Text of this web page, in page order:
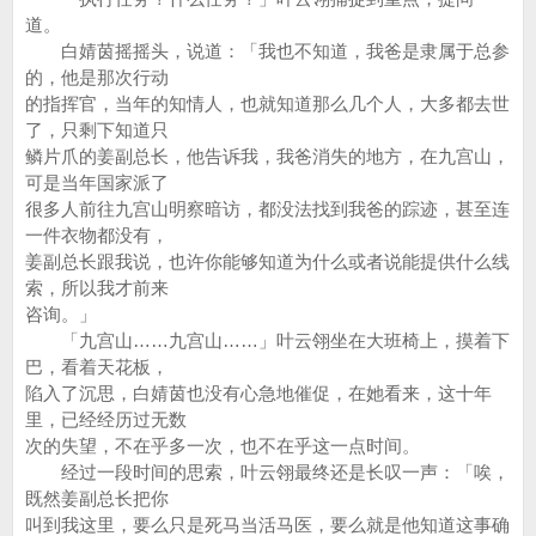
道。
白婧茵摇摇头，说道：「我也不知道，我爸是隶属于总参
的，他是那次行动
的指挥官，当年的知情人，也就知道那么几个人，大多都去世
了，只剩下知道只
鳞片爪的姜副总长，他告诉我，我爸消失的地方，在九宫山，
可是当年国家派了
很多人前往九宫山明察暗访，都没法找到我爸的踪迹，甚至连
一件衣物都没有，
姜副总长跟我说，也许你能够知道为什么或者说能提供什么线
索，所以我才前来
咨询。」
「九宫山……九宫山……」叶云翎坐在大班椅上，摸着下
巴，看着天花板，
陷入了沉思，白婧茵也没有心急地催促，在她看来，这十年
里，已经经历过无数
次的失望，不在乎多一次，也不在乎这一点时间。
经过一段时间的思索，叶云翎最终还是长叹一声：「唉，
既然姜副总长把你
叫到我这里，要么只是死马当活马医，要么就是他知道这事确